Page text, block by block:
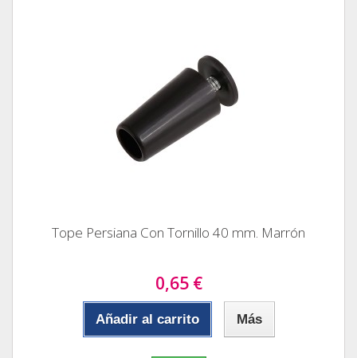
Tope Persiana Con Tornillo 40 mm. Marrón
0,65 €
Añadir al carrito Más